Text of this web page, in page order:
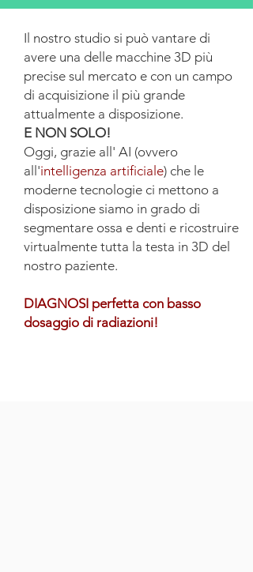
Il nostro studio si può vantare di
avere una delle macchine 3D più
precise sul mercato e con un campo
di acquisizione il più grande
attualmente a disposizione.
E NON SOLO!
Oggi, grazie all' AI (ovvero
all'intelligenza artificiale) che le
moderne tecnologie ci mettono a
disposizione siamo in grado di
segmentare ossa e denti e ricostruire
virtualmente tutta la testa in 3D del
nostro paziente.
DIAGNOSI perfetta con basso
dosaggio di radiazioni!